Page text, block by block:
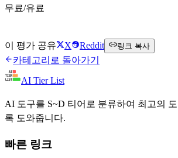
무료/유료
이 평가 공유 X Reddit 링크 복사
카테고리로 돌아가기
AI Tier List
AI 도구를 S~D 티어로 분류하여 최고의
록 도와줍니다.
빠른 링크